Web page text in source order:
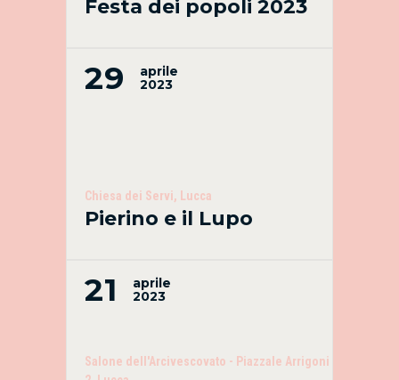
Festa dei popoli 2023
29
aprile
2023
Chiesa dei Servi, Lucca
Pierino e il Lupo
21
aprile
2023
Salone dell'Arcivescovato - Piazzale Arrigoni